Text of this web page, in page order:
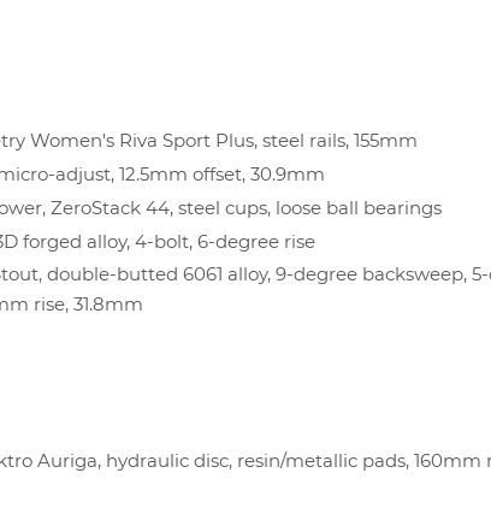
Women's Riva Sport Plus, steel rails, 155mm
adjust, 12.5mm offset, 30.9mm
ZeroStack 44, steel cups, loose ball bearings
forged alloy, 4-bolt, 6-degree rise
double-butted 6061 alloy, 9-degree backsweep,
rise, 31.8mm
Auriga, hydraulic disc, resin/metallic pads, 160mm